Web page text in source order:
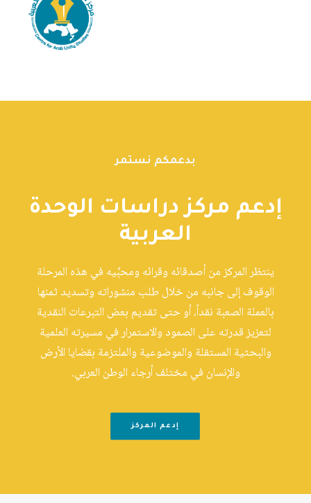
بدعمكم نستمر
إدعم مركز دراسات الوحدة
العربية
ينتظر المركز من أصدقائه وقرائه ومحبِّيه في هذه المرحلة
الوقوف إلى جانبه من خلال طلب منشوراته وتسديد ثمنها
بالعملة الصعبة نقداً، أو حتى تقديم بعض التبرعات النقدية
لتعزيز قدرته على الصمود والاستمرار في مسيرته العلمية
والبحثية المستقلة والموضوعية والملتزمة بقضايا الأرض
والإنسان في مختلف أرجاء الوطن العربي.
إدعم المركز